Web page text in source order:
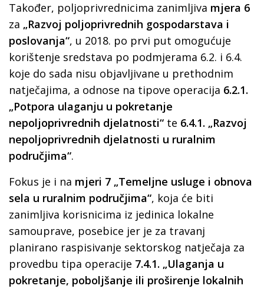
Također, poljoprivrednicima zanimljiva mjera 6
za „Razvoj poljoprivrednih gospodarstava i
poslovanja“, u 2018. po prvi put omogućuje
korištenje sredstava po podmjerama 6.2. i 6.4.
koje do sada nisu objavljivane u prethodnim
natječajima, a odnose na tipove operacija 6.2.1.
„Potpora ulaganju u pokretanje
nepoljoprivrednih djelatnosti“ te 6.4.1. „Razvoj
nepoljoprivrednih djelatnosti u ruralnim
područjima“.
Fokus je i na mjeri 7 „Temeljne usluge i obnova
sela u ruralnim područjima“, koja će biti
zanimljiva korisnicima iz jedinica lokalne
samouprave, posebice jer je za travanj
planirano raspisivanje sektorskog natječaja za
provedbu tipa operacije 7.4.1. „Ulaganja u
pokretanje, poboljšanje ili proširenje lokalnih